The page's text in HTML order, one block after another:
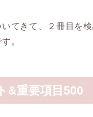
てきて、２冊目を
。
&重要項目500